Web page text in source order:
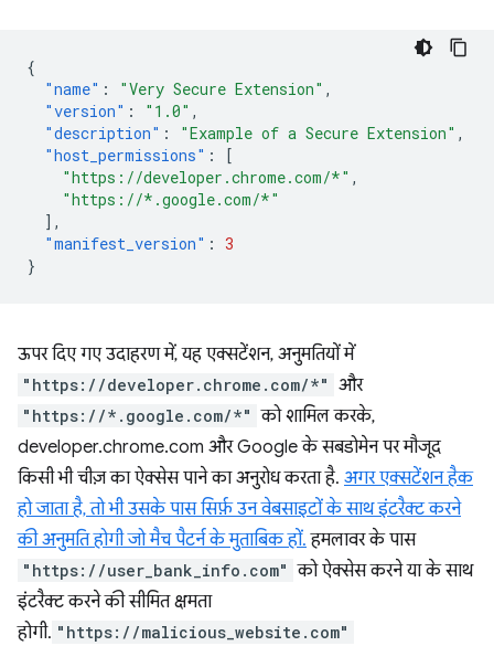
{
"name" : "Very Secure Extension" ,
"version" : "1.0" ,
"description" : "Example of a Secure Extension" ,
"host_permissions" :
[
"https://developer.chrome.com/*" ,
"https://*.google.com/*"
],
"manifest_version" : 3
}
ऊपर दिए गए उदाहरण में, यह एक्सटेंशन, अनुमतियों में
"https://developer.chrome.com/*" और
"https://*.google.com/*" को शामिल करके,
developer.chrome.com और Google के सबडोमेन पर मौजूद
किसी भी चीज़ का ऐक्सेस पाने का अनुरोध करता है. अगर एक्सटेंशन हैक
हो जाता है, तो भी उसके पास सिर्फ़ उन वेबसाइटों के साथ इंटरैक्ट करने
की अनुमति होगी जो मैच पैटर्न के मुताबिक हों. हमलावर के पास
"https://user_bank_info.com" को ऐक्सेस करने या के साथ
इंटरैक्ट करने की सीमित क्षमता
होगी. "https://malicious_website.com"